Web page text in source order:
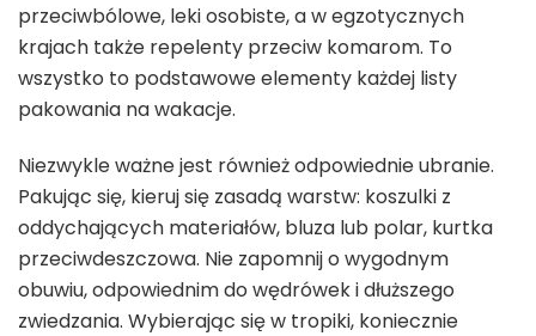
przeciwbólowe, leki osobiste, a w egzotycznych
krajach także repelenty przeciw komarom. To
wszystko to podstawowe elementy każdej listy
pakowania na wakacje.
Niezwykle ważne jest również odpowiednie ubranie.
Pakując się, kieruj się zasadą warstw: koszulki z
oddychających materiałów, bluza lub polar, kurtka
przeciwdeszczowa. Nie zapomnij o wygodnym
obuwiu, odpowiednim do wędrówek i dłuższego
zwiedzania. Wybierając się w tropiki, koniecznie